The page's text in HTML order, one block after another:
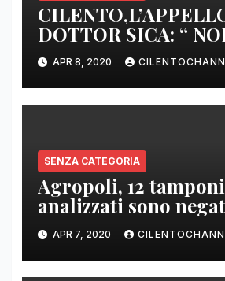
DOTTOR SICA: “
DI BASE SIAMO
E SENZA PRESIDI”
APR 8, 2020
SENZA CATEGORIA
Agropoli, 12 tamponi
analizzati sono
APR 7, 2020